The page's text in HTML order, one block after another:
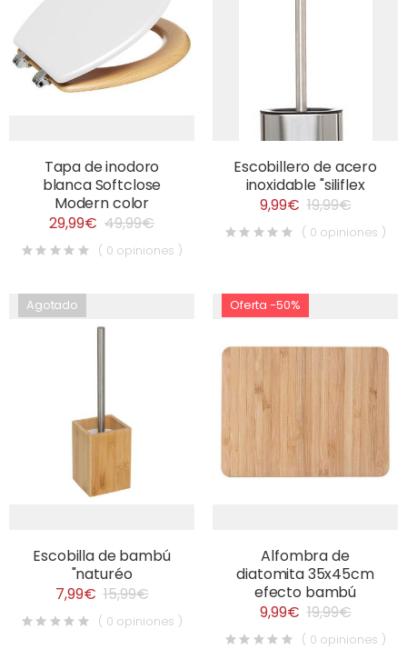
Tapa de inodoro
blanca Softclose
Modern color
29,99€ 49,99€
( 0 opiniones )
Escobillero de acero
inoxidable "siliflex
9,99€ 19,99€
( 0 opiniones )
Agotado
Escobilla de bambú
"naturéo
7,99€ 15,99€
( 0 opiniones )
Oferta -50%
Alfombra de
diatomita 35x45cm
efecto bambú
9,99€ 19,99€
( 0 opiniones )